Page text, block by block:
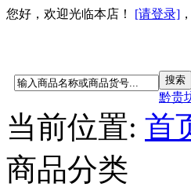
您好，欢迎光临本店！ [请登录]
黔贵
当前位置: 首
商品分类